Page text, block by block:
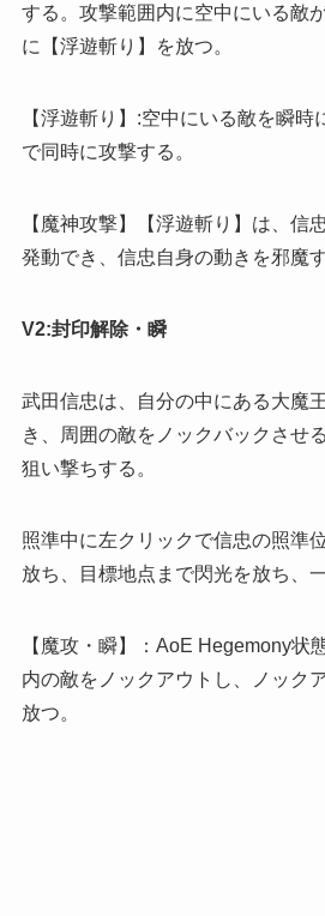
する。攻撃範囲内に空中にいる敵
に【浮遊斬り】を放つ。
【浮遊斬り】:空中にいる敵を瞬時
で同時に攻撃する。
【魔神攻撃】【浮遊斬り】は、信
発動でき、信忠自身の動きを邪魔
V2:封印解除・瞬
武田信忠は、自分の中にある大魔
き、周囲の敵をノックバックさせ
狙い撃ちする。
照準中に左クリックで信忠の照準
放ち、目標地点まで閃光を放ち、
【魔攻・瞬】：AoE Hegemony状
内の敵をノックアウトし、ノック
放つ。